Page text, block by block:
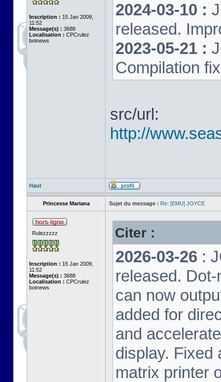
Inscription : 15 Jan 2009,
11:52
Message(s) : 3688
Localisation : CPCrulez
botnews
2024-03-10 :
released.
2023-05-21 :
Compilation
src/url:
http://
Haut
Princesse Mariana Sujet du message : Re: [EMU] JOYCE
Rulezzzzz
Inscription : 15 Jan 2009,
11:52
Message(s) : 3688
Localisation : CPCrulez
botnews
Citer :
2026-03-26 :
released.
can now
added for
and
display. Fixed
matrix printer